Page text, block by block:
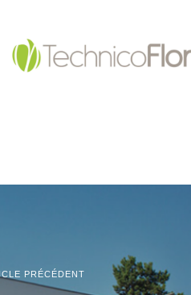
PRÉCÉDENT